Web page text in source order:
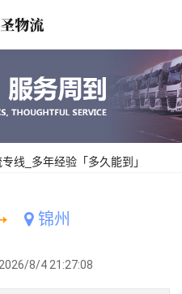
线_多年经验「多久能到」
锦州
8/4 21:27:08